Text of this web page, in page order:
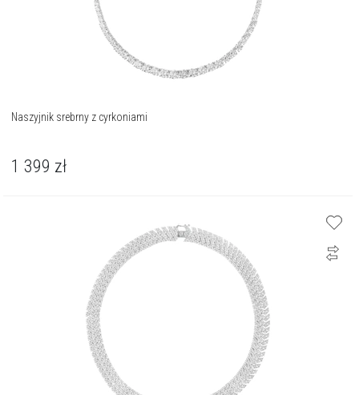
Naszyjnik srebrny z cyrkoniami
1 399 zł